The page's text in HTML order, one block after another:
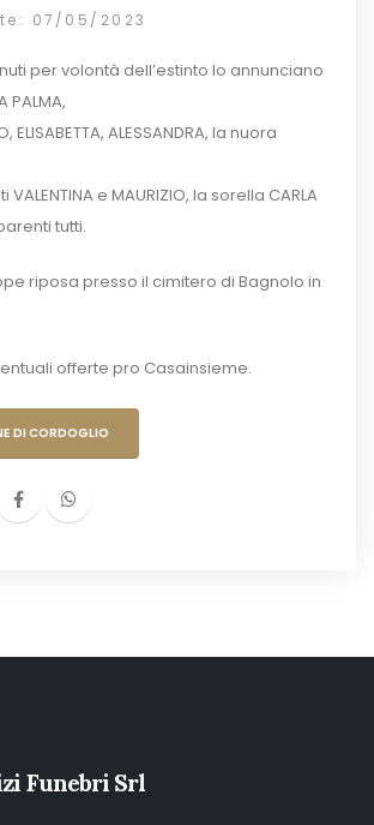
07/05/2023
per volontà dell’estinto lo annunciano
PALMA,
ELISABETTA, ALESSANDRA, la nuora
e MAURIZIO, la sorella CARLA
tutti.
riposa presso il cimitero di Bagnolo in
offerte pro Casainsieme.
DI CORDOGLIO
Funebri Srl